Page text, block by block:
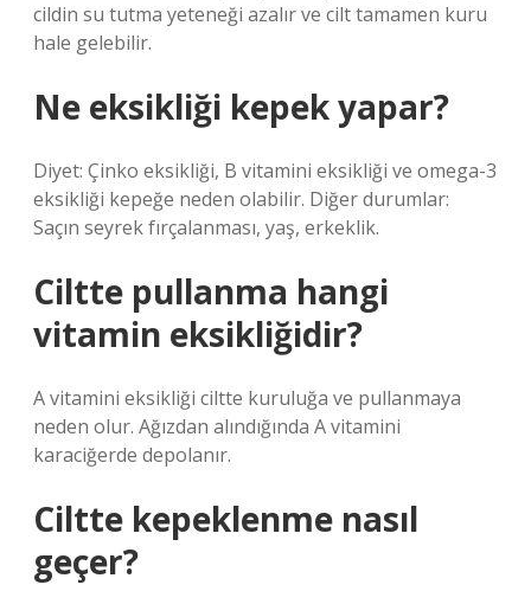
cildin su tutma yeteneği azalır ve cilt tamamen kuru
hale gelebilir.
Ne eksikliği kepek yapar?
Diyet: Çinko eksikliği, B vitamini eksikliği ve omega-3
eksikliği kepeğe neden olabilir. Diğer durumlar:
Saçın seyrek fırçalanması, yaş, erkeklik.
Ciltte pullanma hangi
vitamin eksikliğidir?
A vitamini eksikliği ciltte kuruluğa ve pullanmaya
neden olur. Ağızdan alındığında A vitamini
karaciğerde depolanır.
Ciltte kepeklenme nasıl
geçer?